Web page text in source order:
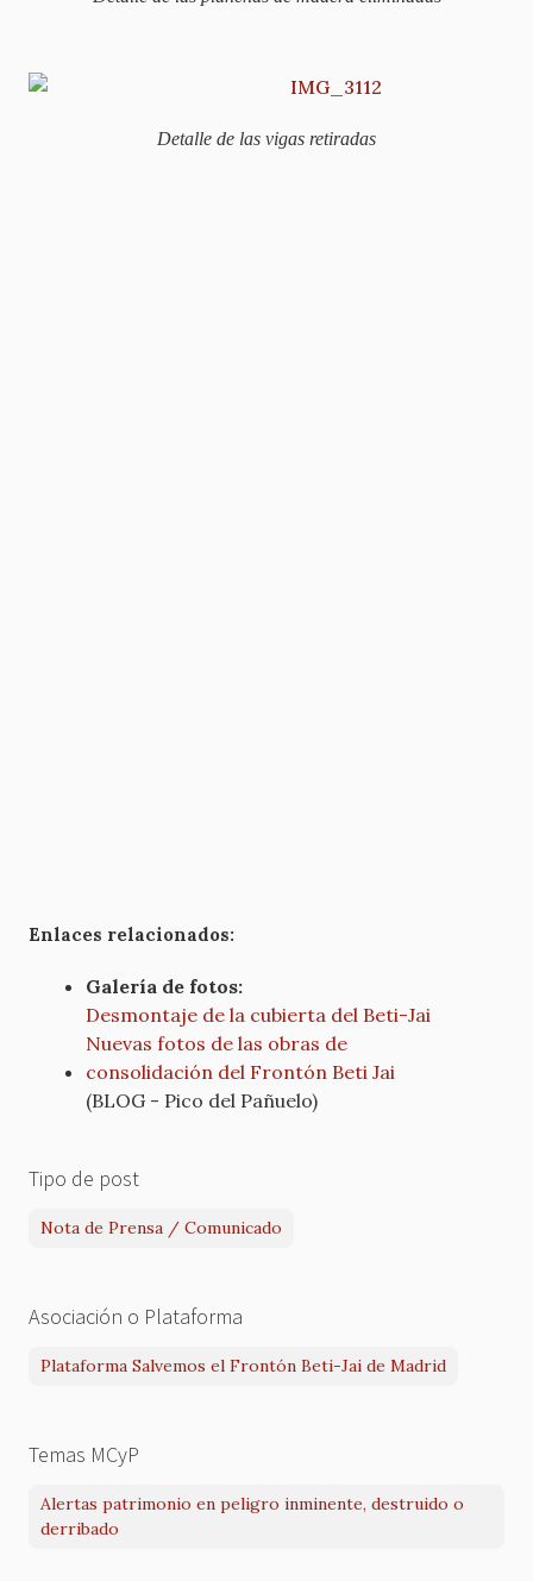
Detalle de las vigas retiradas
Enlaces relacionados:
Galería de fotos:
Desmontaje de la cubierta del Beti-Jai
Nuevas fotos de las obras de
consolidación del Frontón Beti Jai
(BLOG - Pico del Pañuelo)
Tipo de post
Nota de Prensa / Comunicado
Asociación o Plataforma
Plataforma Salvemos el Frontón Beti-Jai de Madrid
Temas MCyP
Alertas patrimonio en peligro inminente, destruido o
derribado